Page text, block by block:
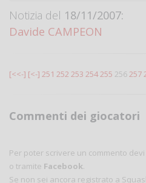
Notizia del 18/11/2007:
Davide CAMPEON
[<<-] [<-] 251 252 253 254255 256257
Commenti dei giocatori
Per poter scrivere un commento
o tramite Facebook.
Se non sei ancora registrato a